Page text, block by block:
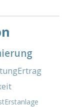
Ertrag
Erstanlage